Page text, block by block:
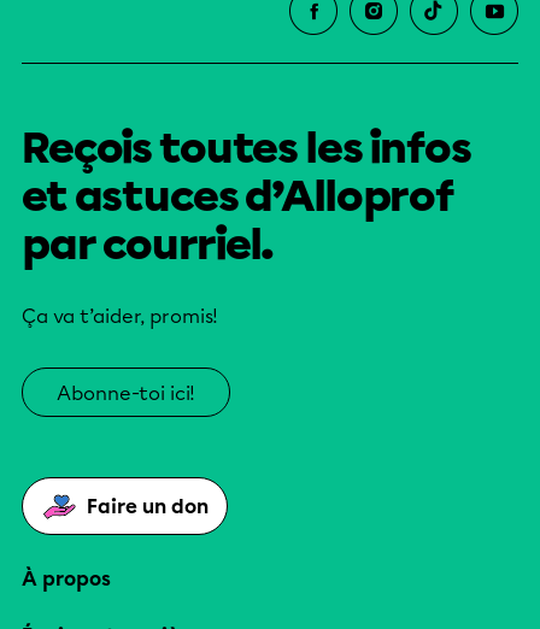
Reçois toutes les infos
et astuces d’Alloprof
par courriel.
Ça va t’aider, promis!
Abonne-toi ici!
Faire un don
À propos